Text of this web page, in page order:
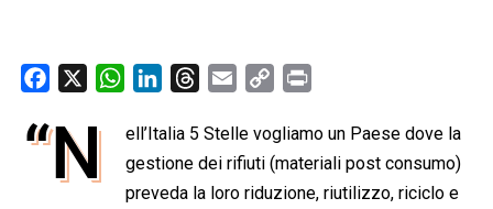
c
W
a
t
s
n
k
e
r
e
a
a
i
l
p
y
L
i
n
t
“N
ell’Italia 5 Stelle vogliamo un Paese dove la
gestione dei rifiuti (materiali post consumo)
preveda la loro riduzione, riutilizzo, riciclo e